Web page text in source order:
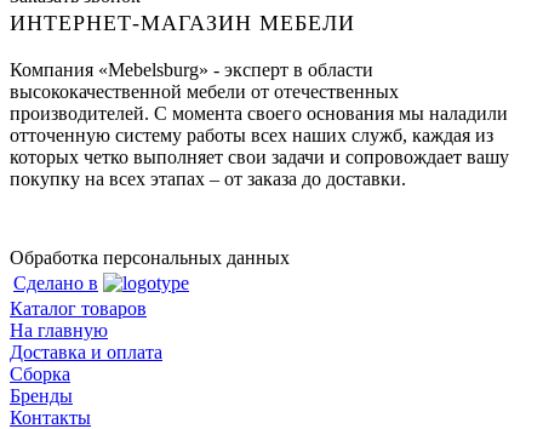
ИНТЕРНЕТ-МАГАЗИН МЕБЕЛИ
Компания «Mebelsburg» - эксперт в области
высококачественной мебели от отечественных
производителей. С момента своего основания мы наладили
отточенную систему работы всех наших служб, каждая из
которых четко выполняет свои задачи и сопровождает вашу
покупку на всех этапах – от заказа до доставки.
Обработка персональных данных
Сделано в
Каталог товаров
На главную
Доставка и оплата
Сборка
Бренды
Контакты